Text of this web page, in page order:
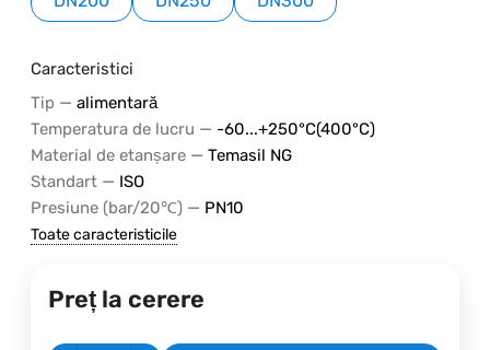
Caracteristici
Tip — alimentară
Temperatura de lucru — -60...+250°C(400°C)
Material de etanșare — Temasil NG
Standart — ISO
Presiune (bar/20℃) — PN10
Toate caracteristicile
Preț la cerere